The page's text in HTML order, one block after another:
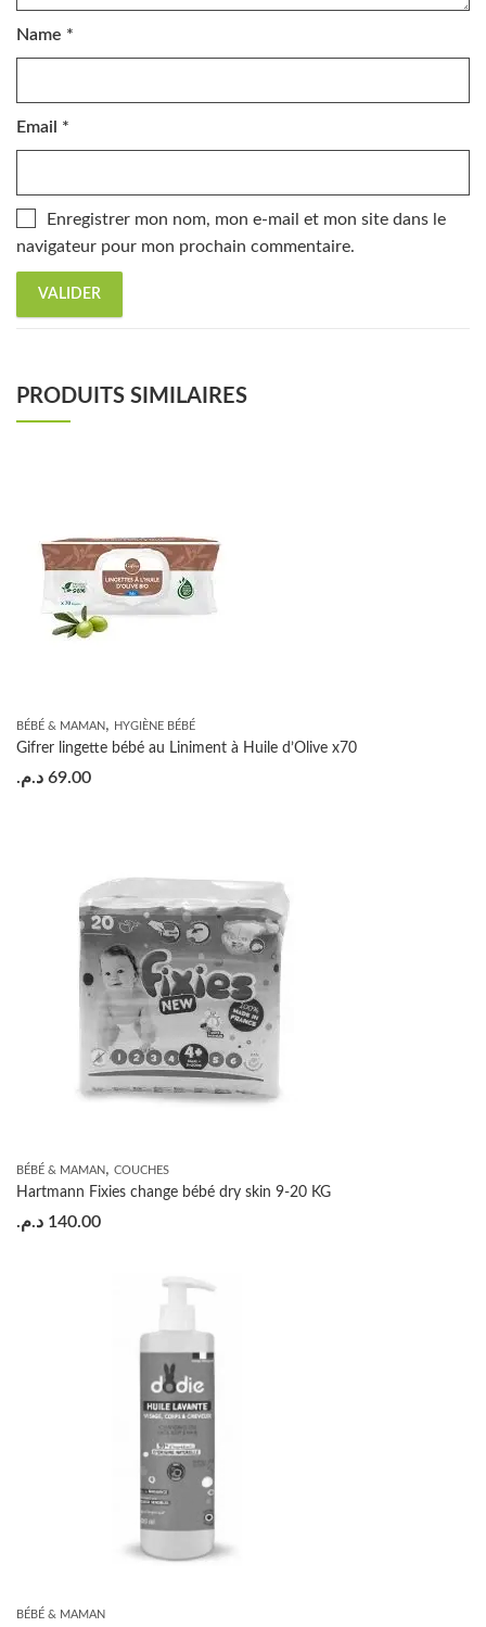
Name *
Email *
Enregistrer mon nom, mon e-mail et mon site dans le
navigateur pour mon prochain commentaire.
PRODUITS SIMILAIRES
BÉBÉ & MAMAN, HYGIÈNE BÉBÉ
Gifrer lingette bébé au Liniment à Huile d’Olive x70
69.00 د.م.
BÉBÉ & MAMAN, COUCHES
Hartmann Fixies change bébé dry skin 9-20 KG
140.00 د.م.
BÉBÉ & MAMAN